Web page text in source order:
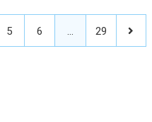
5 6 … 29